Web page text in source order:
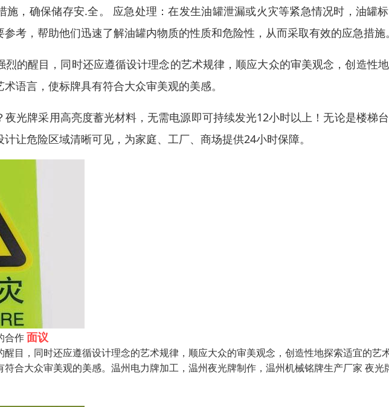
施，确保储存安.全。 应急处理：在发生油罐泄漏或火灾等紧急情况时，油罐
考，帮助他们迅速了解油罐内物质的性质和危险性，从而采取有效的应急措施
的醒目，同时还应遵循设计理念的艺术规律，顺应大众的审美观念，创造性
语言，使标牌具有符合大众审美观的美感。
光牌采用高亮度蓄光材料，无需电源即可持续发光12小时以上！无论是楼梯
让危险区域清晰可见，为家庭、工厂、商场提供24小时保障。
合作面议
目，同时还应遵循设计理念的艺术规律，顺应大众的审美观念，创造性地探索适宜的艺
合大众审美观的美感。温州电力牌加工，温州夜光牌制作，温州机械铭牌生产厂家 夜光